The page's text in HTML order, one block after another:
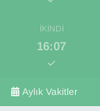
İKINDI
16:07
Aylık Vakitler